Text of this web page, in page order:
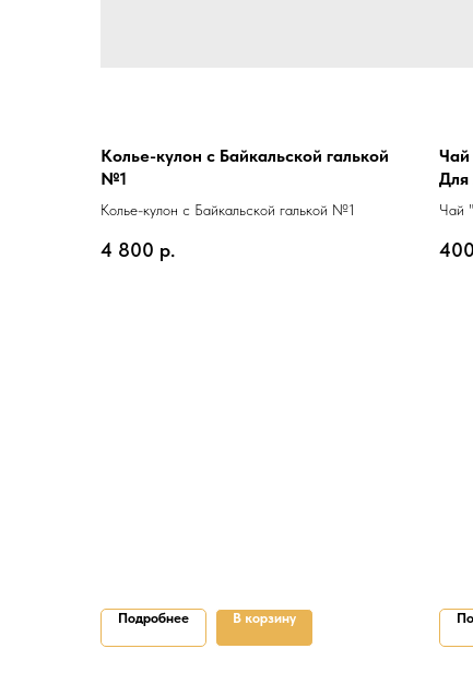
Колье-кулон с Байкальской галькой
№1
Колье-кулон с Байкальской галькой №1
4 800 р.
Подробнее В корзину
Чай
Для
Чай
400